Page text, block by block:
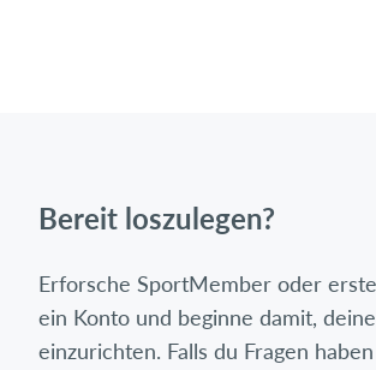
Bereit loszulegen?
Erforsche SportMember oder
ein Konto und beginne damit,
einzurichten. Falls du Fragen